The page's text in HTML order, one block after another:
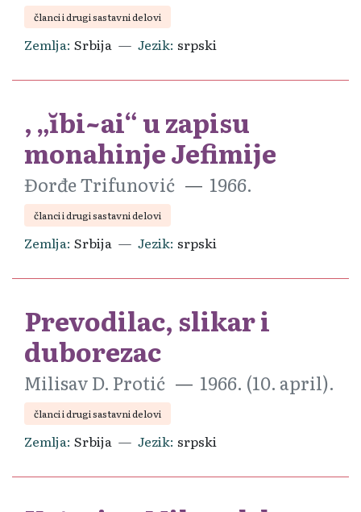
članci i drugi sastavni delovi
Zemlja Srbija Jezik srpski
, „ĭbi~ai“ u zapisu
monahinje Jefimije
Đorđe Trifunović 1966.
članci i drugi sastavni delovi
Zemlja Srbija Jezik srpski
Prevodilac, slikar i
duborezac
Milisav D. Protić 1966. (10. april).
članci i drugi sastavni delovi
Zemlja Srbija Jezik srpski